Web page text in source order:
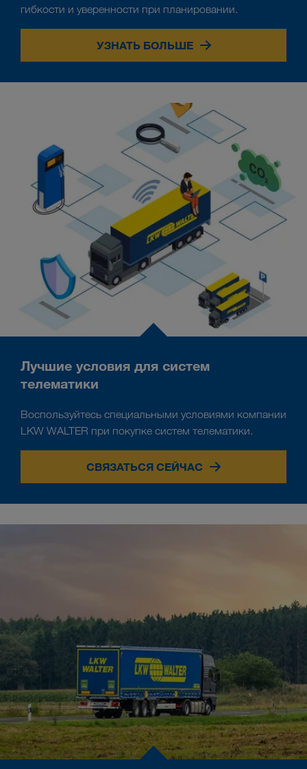
гибкости и уверенности при планировании.
УЗНАТЬ БОЛЬШЕ
Лучшие условия для систем
телематики
Воспользуйтесь специальными условиями компании
LKW WALTER при покупке систем телематики.
СВЯЗАТЬСЯ СЕЙЧАС